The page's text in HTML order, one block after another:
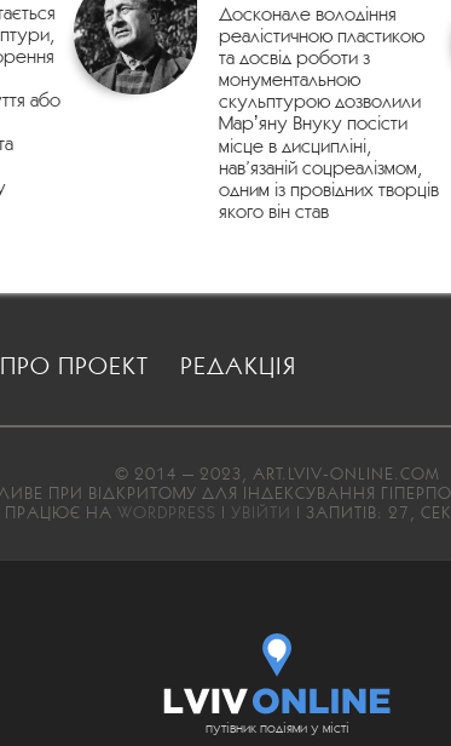
або
Досконале володіння
реалістичною пластикою
та досвід роботи з
монументальною
скульптурою дозволили
Марʼяну Внуку посісти
місце в дисципліні,
нав’язаній соцреалізмом,
одним із провідних творців
якого він став
ПРО ПРОЕКТ РЕДАКЦІЯ
© 2014 — 2023, ART.LVIV-ONLINE.COM
ПРИ ВІДКРИТОМУ ДЛЯ ІНДЕКСУВАННЯ
ПРАЦЮЄ НА WORDPRESS | УВІЙТИ | ЗАПИТІВ: 27,
путівник подіями у місті